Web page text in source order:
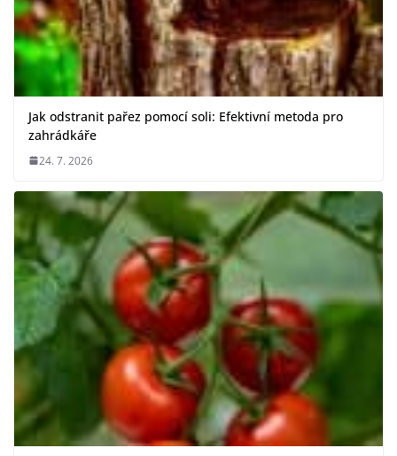
Jak odstranit pařez pomocí soli: Efektivní metoda pro
zahrádkáře
24. 7. 2026